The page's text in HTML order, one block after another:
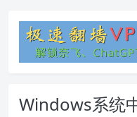
Windows系统